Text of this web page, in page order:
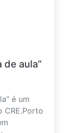
de aula”
é um
CRE.Porto